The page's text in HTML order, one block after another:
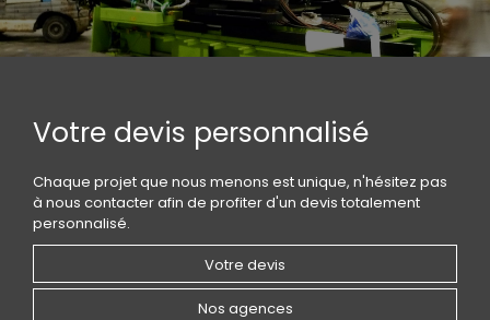
Votre devis personnalisé
Chaque projet que nous menons est unique, n'hésitez pas
à nous contacter afin de profiter d'un devis totalement
personnalisé.
Votre devis
Nos agences